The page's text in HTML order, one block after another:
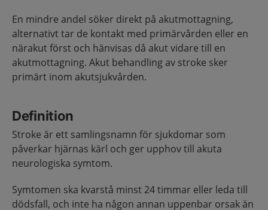
En mindre andel söker direkt på akutmottagning,
alternativt tar de kontakt med primärvården eller en
närakut först och hänvisas då akut vidare till en
akutmottagning. Akut behandling av stroke sker
primärt inom akutsjukvården.
Definition
Stroke är ett samlingsnamn för sjukdomar som
påverkar hjärnas kärl och ger upphov till akuta
neurologiska symtom.
Symtomen ska kvarstå minst 24 timmar eller leda till
dödsfall, och inte ha någon annan uppenbar orsak än